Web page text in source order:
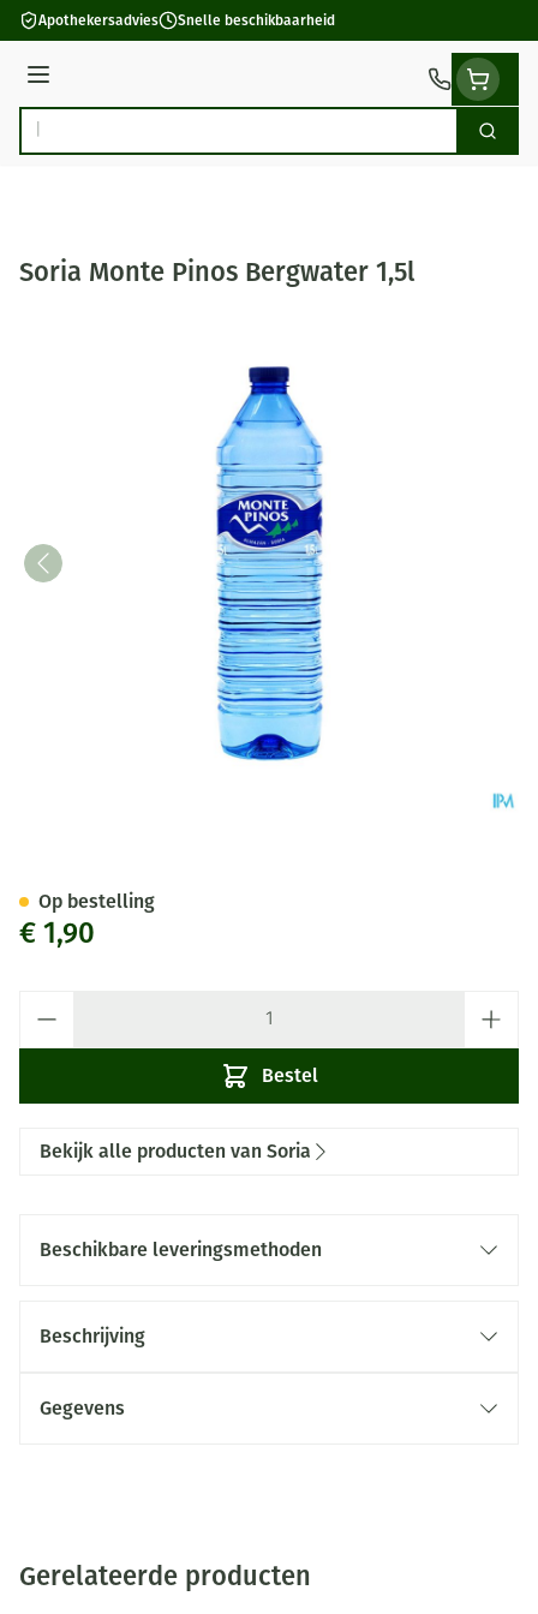
Ga naar de inhoud
Apothekersadvies Snelle beschikbaarheid
Menu
Product, merk, categorie... Zoek
Soria Monte Pinos Bergwater 1,5l
€ 1,90
Bestel
Op bestelling
Bekijk alle producten van Soria
Beschikbare leveringsmethoden
Beschrijving
Gegevens
Gerelateerde producten